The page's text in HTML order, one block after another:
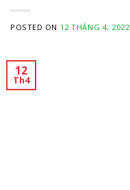
POSTED ON 12 THÁNG 4, 2022
12
Th4